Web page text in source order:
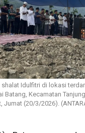
Idulfitri di lokasi
Batang, Kecamatan
Jumat (20/3/2026).